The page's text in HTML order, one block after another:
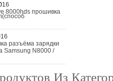
8000hds прошивка
разъёма зарядки
Samsung N8000 /
Из